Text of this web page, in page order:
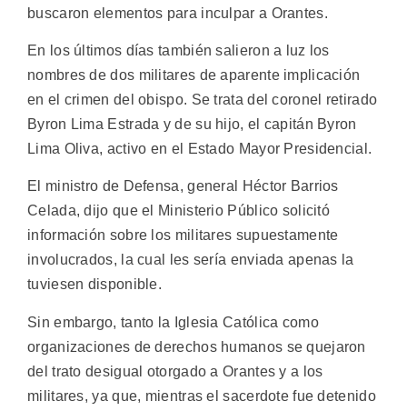
buscaron elementos para inculpar a Orantes.
En los últimos días también salieron a luz los
nombres de dos militares de aparente implicación
en el crimen del obispo. Se trata del coronel retirado
Byron Lima Estrada y de su hijo, el capitán Byron
Lima Oliva, activo en el Estado Mayor Presidencial.
El ministro de Defensa, general Héctor Barrios
Celada, dijo que el Ministerio Público solicitó
información sobre los militares supuestamente
involucrados, la cual les sería enviada apenas la
tuviesen disponible.
Sin embargo, tanto la Iglesia Católica como
organizaciones de derechos humanos se quejaron
del trato desigual otorgado a Orantes y a los
militares, ya que, mientras el sacerdote fue detenido